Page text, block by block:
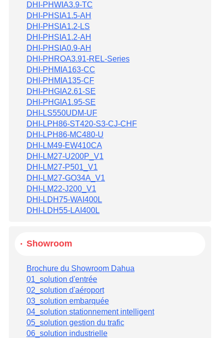
DHI-PHWIA3.9-TC
DHI-PHSIA1.5-AH
DHI-PHSIA1.2-LS
DHI-PHSIA1.2-AH
DHI-PHSIA0.9-AH
DHI-PHROA3.91-REL-Series
DHI-PHMIA163-CC
DHI-PHMIA135-CF
DHI-PHGIA2.61-SE
DHI-PHGIA1.95-SE
DHI-LS550UDM-UF
DHI-LPH86-ST420-S3-CJ-CHF
DHI-LPH86-MC480-U
DHI-LM49-EW410CA
DHI-LM27-U200P_V1
DHI-LM27-P501_V1
DHI-LM27-GO34A_V1
DHI-LM22-J200_V1
DHI-LDH75-WAI400L
DHI-LDH55-LAI400L
Showroom
Brochure du Showroom Dahua
01_solution d'entrée
02_solution d'aéroport
03_solution embarquée
04_solution stationnement intelligent
05_solution gestion du trafic
06_solution industrielle